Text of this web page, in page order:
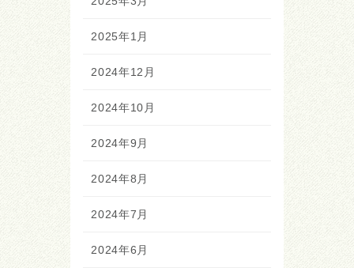
2025年1月
2024年12月
2024年10月
2024年9月
2024年8月
2024年7月
2024年6月